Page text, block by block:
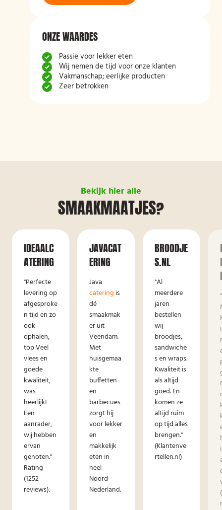
ONZE WAARDES
Passie voor lekker eten
Wij nemen de tijd voor onze klanten
Vakmanschap; eerlijke producten
Zeer betrokken
Bekijk hier alle
SMAAKMAATJES?
IDEAALC
ATERING
"Perfecte
levering op
afgesproke
n tijd en zo
ook
ophalen,
top Veel
vlees en
goede
kwaliteit,
was
heerlijk!
Een
aanrader,
wij hebben
ervan
genoten."
Rating
(1252
reviews):
JAVACAT
ERING
Java
catering is
dé
smaakmak
er uit
Veendam.
Met
huisgemaa
kte
buffetten
en
barbecues
zorgt hij
voor lekker
en
makkelijk
eten in
heel
Noord-
Nederland.
BROODJE
S.NL
"Al
meerdere
jaren
bestellen
wij
broodjes,
sandwiche
s en wraps.
Kwaliteit is
als altijd
goed. En
komen ze
altijd ruim
op tijd alles
brengen."
(Klantenve
rtellen.nl)